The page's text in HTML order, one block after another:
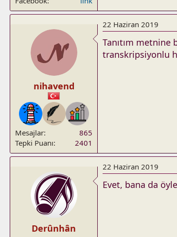
nihavend
Mesajlar
865
Tepki Puanı
2401
22 Haziran 2019
Tanıtım metnine
transkripsiyonlu
Derûnhân
22 Haziran 2019
Evet, bana da